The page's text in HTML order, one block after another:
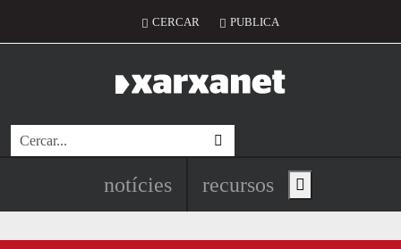
Menú del compte d'usuari
CERCAR PUBLICA
Cerca
Navegació principal de
notícies recursos Show main menu